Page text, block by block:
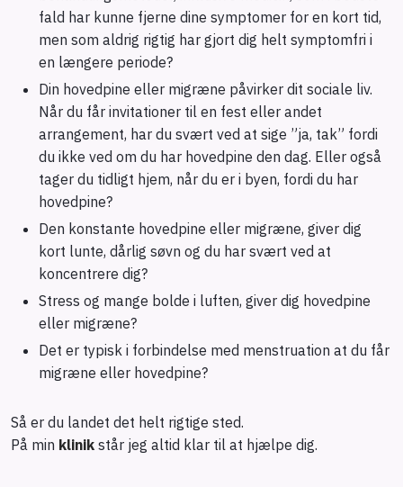
fald har kunne fjerne dine symptomer for en kort tid,
men som aldrig rigtig har gjort dig helt symptomfri i
en længere periode?
Din hovedpine eller migræne påvirker dit sociale liv.
Når du får invitationer til en fest eller andet
arrangement, har du svært ved at sige ”ja, tak” fordi
du ikke ved om du har hovedpine den dag. Eller også
tager du tidligt hjem, når du er i byen, fordi du har
hovedpine?
Den konstante hovedpine eller migræne, giver dig
kort lunte, dårlig søvn og du har svært ved at
koncentrere dig?
Stress og mange bolde i luften, giver dig hovedpine
eller migræne?
Det er typisk i forbindelse med menstruation at du får
migræne eller hovedpine?
​Så er du landet det helt rigtige sted.
​På min klinik står jeg altid klar til at hjælpe dig.